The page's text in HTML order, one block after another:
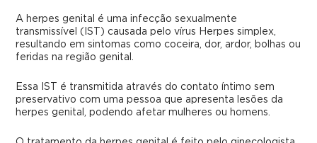
A herpes genital é uma infecção sexualmente
transmissível (IST) causada pelo vírus Herpes simplex,
resultando em sintomas como coceira, dor, ardor, bolhas ou
feridas na região genital.
Essa IST é transmitida através do contato íntimo sem
preservativo com uma pessoa que apresenta lesões da
herpes genital, podendo afetar mulheres ou homens.